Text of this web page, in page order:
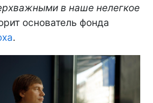
в наше нелегкое
основатель фонда
.